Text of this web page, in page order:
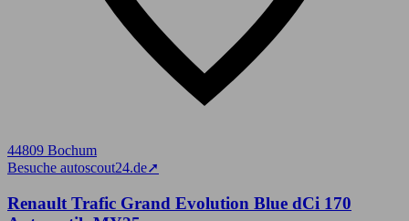
44809 Bochum
Besuche autoscout24.de➚
Renault Trafic Grand Evolution Blue dCi 170